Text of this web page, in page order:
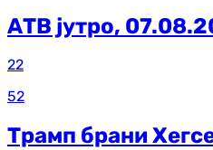
АТВ јутро,
22
52
Трамп брани